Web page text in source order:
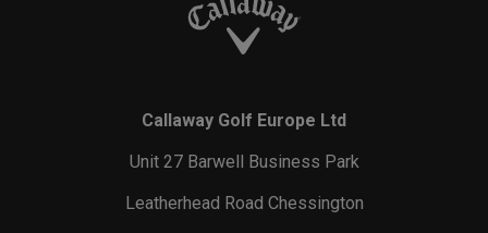
Callaway Golf Europe Ltd
Unit 27 Barwell Business Park
Leatherhead Road Chessington